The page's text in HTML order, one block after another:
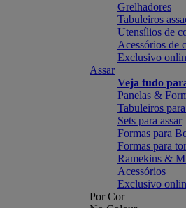
Grelhadores
Tabuleiros
Utensílios de
Acessórios de
Exclusivo
Assar
Veja tudo
Panelas &
Tabuleiros
Sets para assar
Formas para
Formas para
Ramekins &
Acessórios
Exclusivo
Por Cor